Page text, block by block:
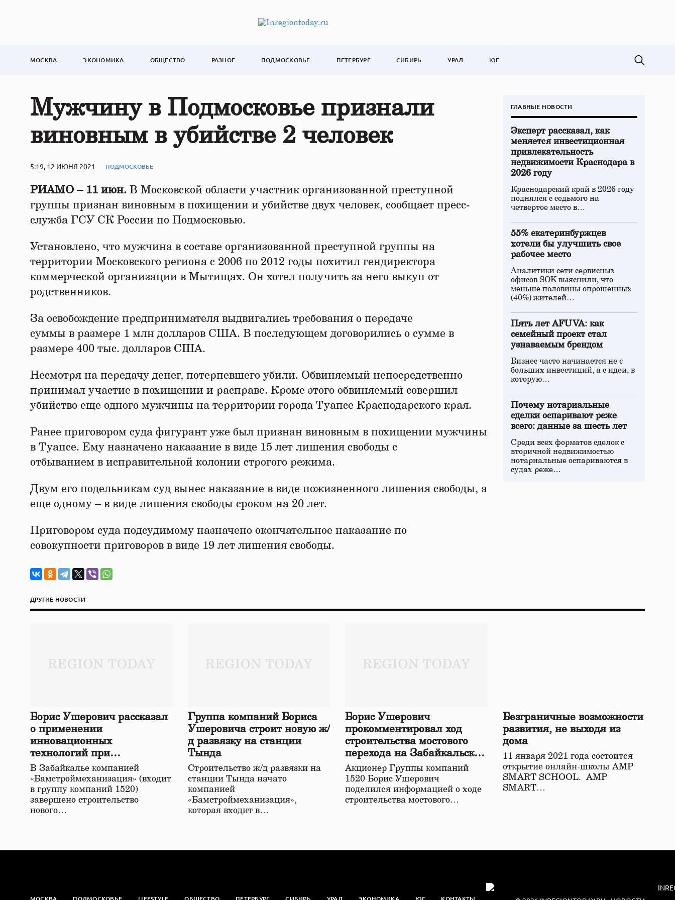
МОСКВА ЭКОНОМИКА ОБЩЕСТВО РАЗНОЕ ПОДМОСКОВЬЕ ПЕТЕРБУРГ СИБИРЬ УРАЛ ЮГ
Мужчину в Подмосковье признали
виновным в убийстве 2 человек
5:19, 12 ИЮНЯ 2021 ПОДМОСКОВЬЕ
РИАМО – 11 июн. В Московской области участник организованной преступной
группы признан виновным в похищении и убийстве двух человек, сообщает пресс-
служба ГСУ СК России по Подмосковью.
Установлено, что мужчина в составе организованной преступной группы на
территории Московского региона с 2006 по 2012 годы похитил гендиректора
коммерческой организации в Мытищах. Он хотел получить за него выкуп от
родственников.
За освобождение предпринимателя выдвигались требования о передаче
суммы в размере 1 млн долларов США. В последующем договорились о сумме в
размере 400 тыс. долларов США.
Несмотря на передачу денег, потерпевшего убили. Обвиняемый непосредственно
принимал участие в похищении и расправе. Кроме этого обвиняемый совершил
убийство еще одного мужчины на территории города Туапсе Краснодарского края.
Ранее приговором суда фигурант уже был признан виновным в похищении мужчины
в Туапсе. Ему назначено наказание в виде 15 лет лишения свободы с
отбыванием в исправительной колонии строгого режима.
Двум его подельникам суд вынес наказание в виде пожизненного лишения свободы, а
еще одному – в виде лишения свободы сроком на 20 лет.
Приговором суда подсудимому назначено окончательное наказание по
совокупности приговоров в виде 19 лет лишения свободы.
ГЛАВНЫЕ НОВОСТИ
Эксперт рассказал, как
меняется инвестиционная
привлекательность
недвижимости Краснодара в
2026 году
Краснодарский край в 2026 году
поднялся с седьмого на
четвертое место в…
55% екатеринбуржцев
хотели бы улучшить свое
рабочее место
Аналитики сети сервисных
офисов SOK выяснили, что
меньше половины опрошенных
(40%) жителей…
Пять лет AFUVA: как
семейный проект стал
узнаваемым брендом
Бизнес часто начинается не с
больших инвестиций, а с идеи, в
которую…
Почему нотариальные
сделки оспаривают реже
всего: данные за шесть лет
Среди всех форматов сделок с
вторичной недвижимостью
нотариальные оспариваются в
судах реже…
ДРУГИЕ НОВОСТИ
Борис Ушерович рассказал
о применении
инновационных
технологий при
строительстве нового моста
в Забайкалье
В Забайкалье компанией
«Бамстроймеханизация» (входит
в группу компаний 1520)
завершено строительство
нового…
Группа компаний Бориса
Ушеровича строит новую ж/
д развязку на станции
Тында
Строительство ж/д развязки на
станции Тында начато
компанией
«Бамстроймеханизация»,
которая входит в…
Борис Ушерович
прокомментировал ход
строительства мостового
перехода на Забайкальской
железной дороге
Акционер Группы компаний
1520 Борис Ушерович
поделился информацией о ходе
строительства мостового…
Безграничные возможности
развития, не выходя из
дома
11 января 2021 года состоится
открытие онлайн-школы АМР
SMART SCHOOL. АМР
SMART…